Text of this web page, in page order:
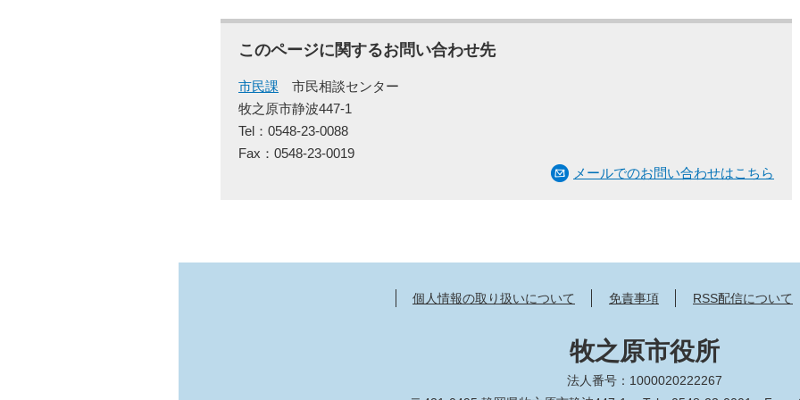
このページに関するお問い合わせ先
市民課
市民相談センター
牧之原市静波447-1
Tel：0548-23-0088
Fax：0548-23-0019
メールでのお問い合わせはこちら
個人情報の取り扱いについて 免責事項 RSS配信について
牧之原市役所
法人番号：1000020222267